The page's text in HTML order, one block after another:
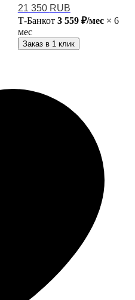
21 350 RUB
Т-Банкот 3 559 ₽/мес× 6
мес
Заказ в 1 клик